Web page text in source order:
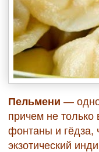
Пельмени —
причем не только
фонтаны и гёдза,
экзотический